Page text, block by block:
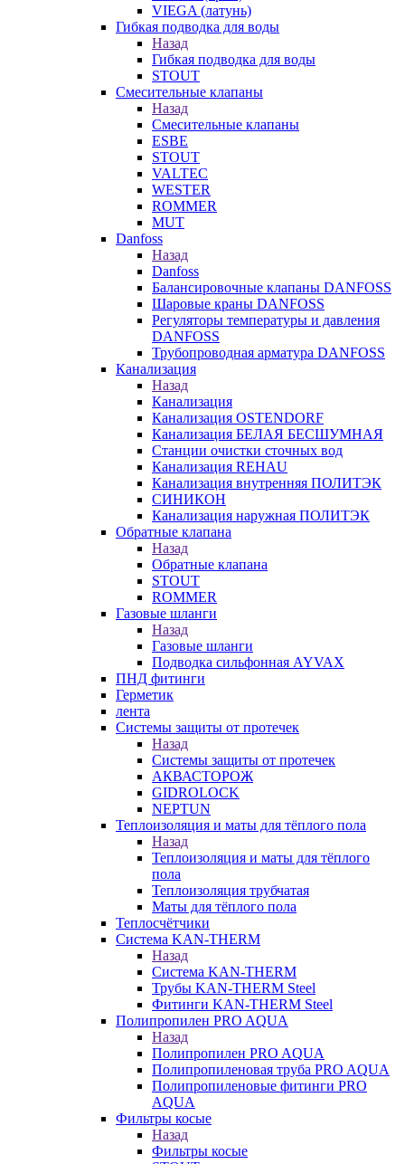
VIEGA (латунь)
Гибкая подводка для воды
Назад
Гибкая подводка для воды
STOUT
Смесительные клапаны
Назад
Смесительные клапаны
ESBE
STOUT
VALTEC
WESTER
ROMMER
MUT
Danfoss
Назад
Danfoss
Балансировочные клапаны DANFOSS
Шаровые краны DANFOSS
Регуляторы температуры и давления
DANFOSS
Трубопроводная арматура DANFOSS
Канализация
Назад
Канализация
Канализация OSTENDORF
Канализация БЕЛАЯ БЕСШУМНАЯ
Станции очистки сточных вод
Канализация REHAU
Канализация внутренняя ПОЛИТЭК
СИНИКОН
Канализация наружная ПОЛИТЭК
Обратные клапана
Назад
Обратные клапана
STOUT
ROMMER
Газовые шланги
Назад
Газовые шланги
Подводка сильфонная AYVAX
ПНД фитинги
Герметик
лента
Системы защиты от протечек
Назад
Системы защиты от протечек
АКВАСТОРОЖ
GIDROLOCK
NEPTUN
Теплоизоляция и маты для тёплого пола
Назад
Теплоизоляция и маты для тёплого
пола
Теплоизоляция трубчатая
Маты для тёплого пола
Теплосчётчики
Система KAN-THERM
Назад
Система KAN-THERM
Трубы KAN-THERM Steel
Фитинги KAN-THERM Steel
Полипропилен PRO AQUA
Назад
Полипропилен PRO AQUA
Полипропиленовая труба PRO AQUA
Полипропиленовые фитинги PRO
AQUA
Фильтры косые
Назад
Фильтры косые